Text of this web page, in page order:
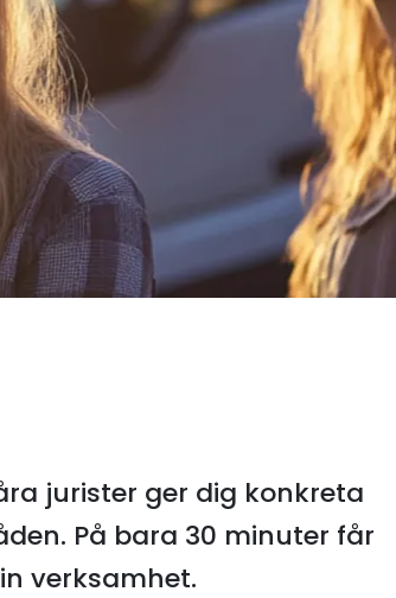
jurister ger dig konkreta
På bara 30 minuter får
verksamhet.